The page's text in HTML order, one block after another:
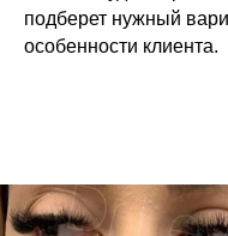
подберет нужный
особенности клиента.